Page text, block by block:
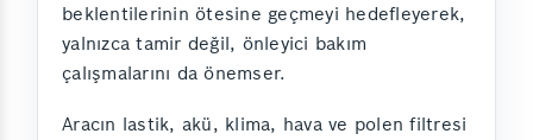
beklentilerinin ötesine geçmeyi hedefleyerek,
yalnızca tamir değil, önleyici bakım
çalışmalarını da önemser.
Aracın lastik, akü, klima, hava ve polen filtresi